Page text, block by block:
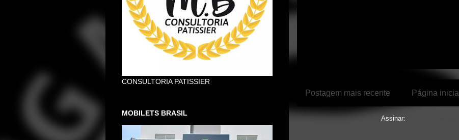
Postagem mais recente Página inicial
Assinar:
CONSULTORIA PATISSIER
MOBILETS BRASIL